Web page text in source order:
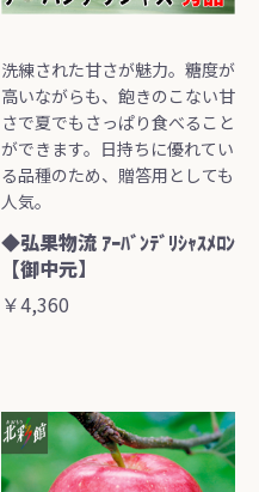
洗練された甘さが魅力。糖度が
高いながらも、飽きのこない甘
さで夏でもさっぱり食べること
ができます。日持ちに優れてい
る品種のため、贈答用としても
人気。
◆弘果物流 ｱｰﾊﾞﾝﾃﾞﾘｼｬｽﾒﾛﾝ
【御中元】
￥4,360